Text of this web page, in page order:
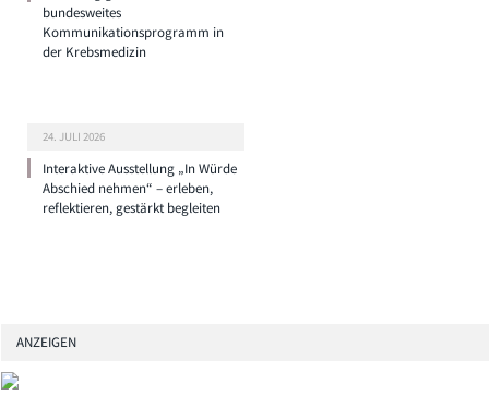
bundesweites
Kommunikationsprogramm in
der Krebsmedizin
24. JULI 2026
Interaktive Ausstellung „In Würde
Abschied nehmen“ – erleben,
reflektieren, gestärkt begleiten
ANZEIGEN